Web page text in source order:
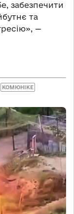
забезпечити
та
—
КОМЮНІКЕ